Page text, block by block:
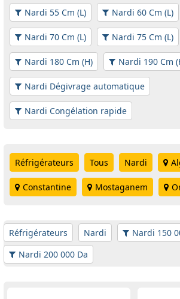
Nardi 55 Cm (L) Nardi 60 Cm (L)
Nardi 70 Cm (L) Nardi 75 Cm (L)
Nardi 180 Cm (H) Nardi 190 Cm
Nardi Dégivrage automatique
Nardi Congélation rapide
Réfrigérateurs Tous Nardi
Constantine Mostaganem
Réfrigérateurs Nardi
Nardi 150
Nardi 200 000 Da